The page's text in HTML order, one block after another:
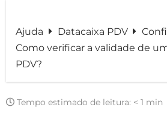
Ajuda Datacaixa PDV
Como verificar a validade de
PDV?
Tempo estimado de leitura: < 1 min